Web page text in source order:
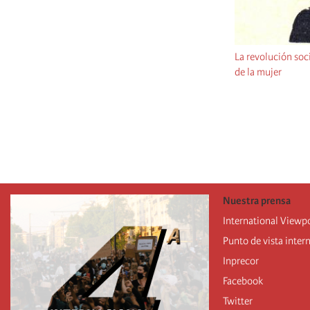
La revolución
de la mujer
Nuestra prensa
International
Punto de vista
Inprecor
Facebook
Twitter